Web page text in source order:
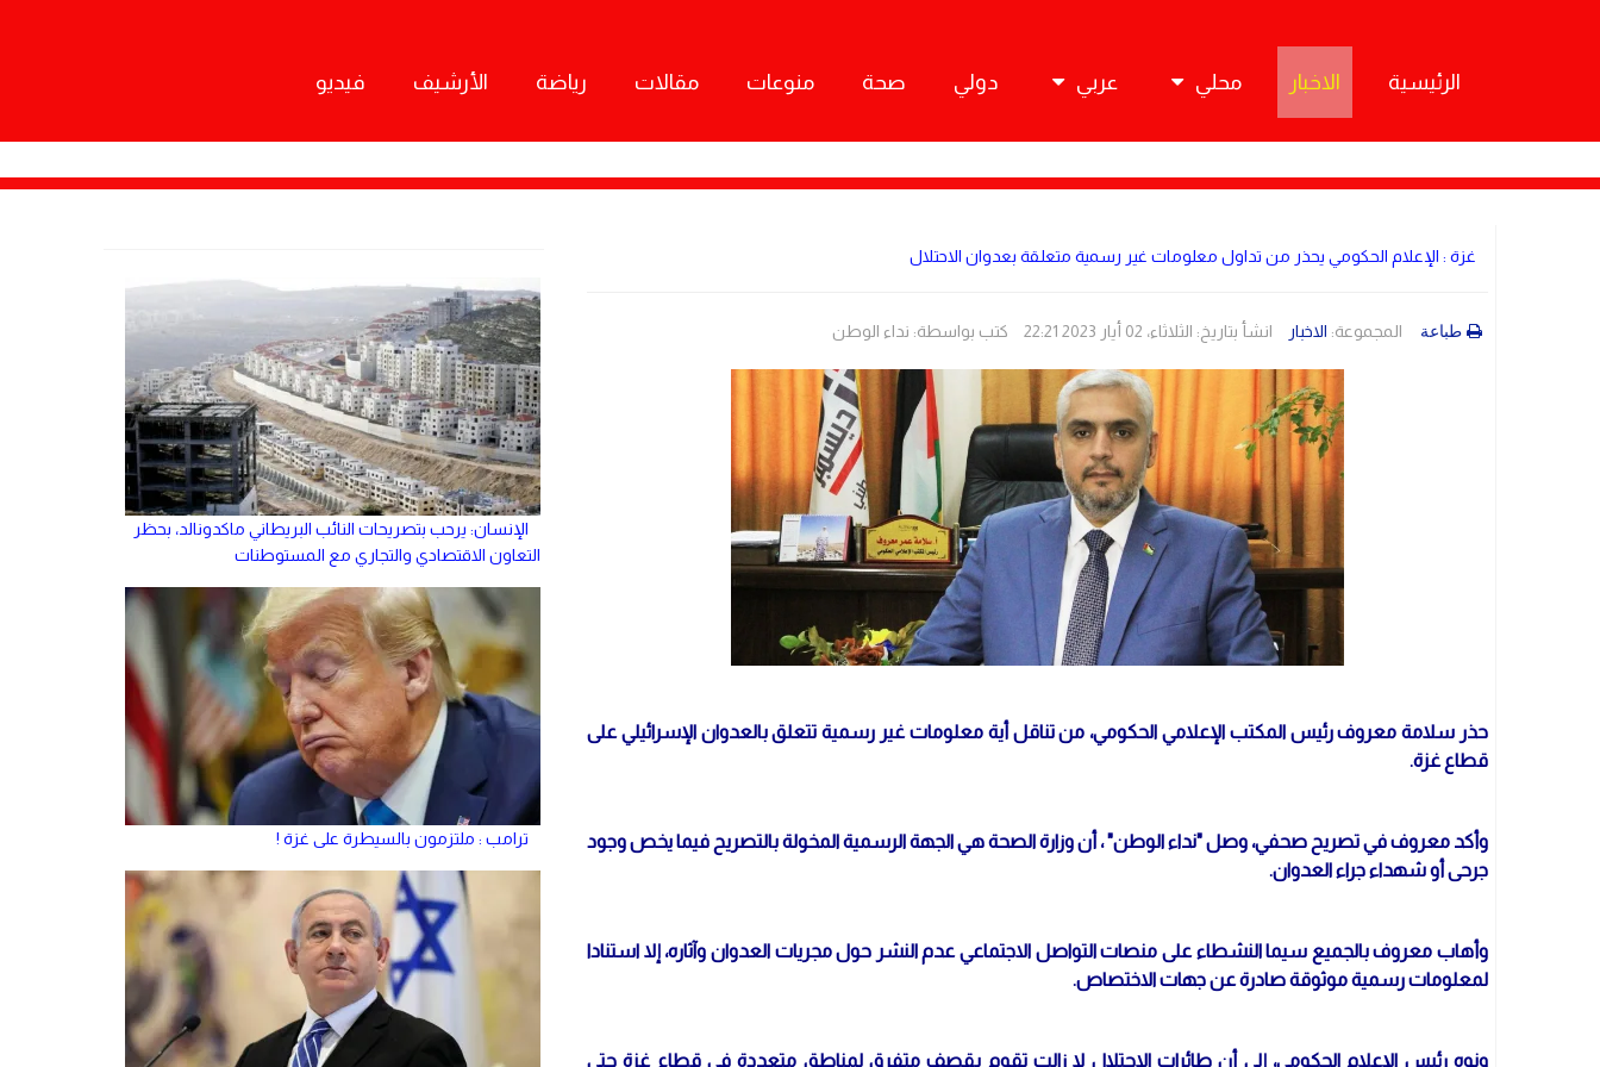
الرئيسية الاخبار محلي عربي دولي صحة منوعات مقالات رياضة الأرشيف فيديو
غزة : الإعلام الحكومي يحذر من تداول معلومات غير رسمية متعلقة بعدوان الاحتلال
المجموعة: الاخبار انشأ بتاريخ: الثلاثاء، 02 أيار 2023 22:21 كتب بواسطة: نداء الوطن طباعة
حذر سلامة معروف رئيس المكتب الإعلامي الحكومي، من تناقل أية معلومات غير رسمية تتعلق بالعدوان الإسرائيلي على
قطاع غزة.
وأكد معروف في تصريح صحفي، وصل "نداء الوطن" ، أن وزارة الصحة هي الجهة الرسمية المخولة بالتصريح فيما يخص وجود
جرحى أو شهداء جراء العدوان.
وأهاب معروف بالجميع سيما النشطاء على منصات التواصل الاجتماعي عدم النشر حول مجريات العدوان وآثاره، إلا استنادا
لمعلومات رسمية موثوقة صادرة عن جهات الاختصاص.
ونوه رئيس الإعلام الحكومي، إلى أن طائرات الاحتلال لا زالت تقوم بقصف متفرق لمناطق متعددة في قطاع غزة حتى
الإنسان: يرحب بتصريحات النائب البريطاني ماكدونالد، بحظر
التعاون الاقتصادي والتجاري مع المستوطنات
ترامب : ملتزمون بالسيطرة على غزة !